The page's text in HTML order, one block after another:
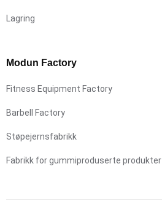
Lagring
Modun Factory
Fitness Equipment Factory
Barbell Factory
Støpejernsfabrikk
Fabrikk for gummiproduserte produkter